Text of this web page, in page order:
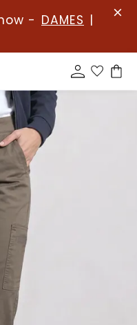
- DAMES |